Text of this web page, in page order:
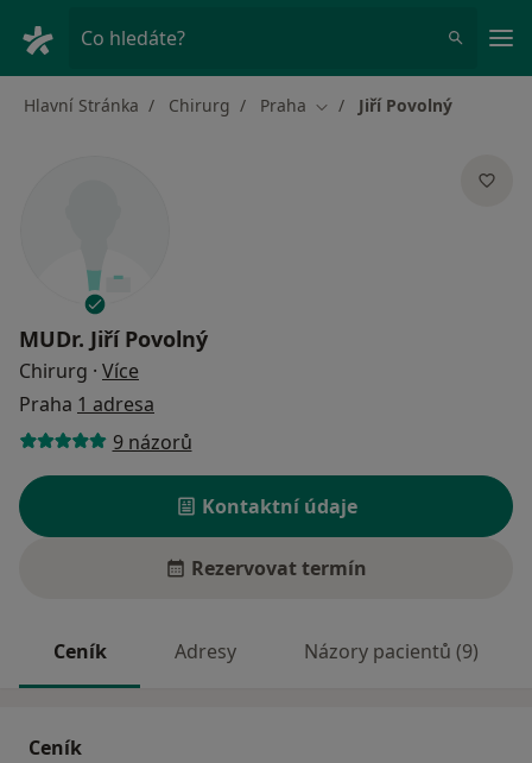
Co hledáte?
Hlavní Stránka Chirurg Praha Změna města
Jiří Povolný
MUDr. Jiří Povolný
Chirurg · Více
Praha 1 adresa
9 názorů
Kontaktní údaje
Rezervovat termín
Ceník Adresy Názory pacientů (9)
Ceník